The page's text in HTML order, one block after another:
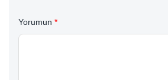
Yorumun *